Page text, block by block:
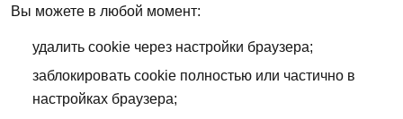
Вы можете в любой момент:
удалить cookie через настройки браузера;
заблокировать cookie полностью или частично в
настройках браузера;